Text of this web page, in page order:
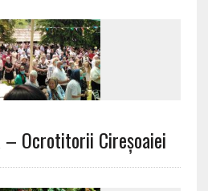
– Ocrotitorii Cireșoaiei